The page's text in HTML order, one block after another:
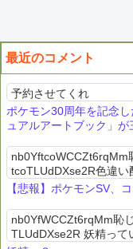
最近のコメント
予約させてくれ
ポケモン30周年を記念
ュアルアートブック」が
nb0YftcoWCCZt6rqMm
tcoTLUdDXse2R色違い
Z-Aの公式攻略本の早
【悲報】ポケモンSV、
nb0YfWCCZt6rqMm恥
TLUdDXse2R 妖精って